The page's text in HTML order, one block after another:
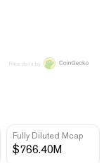
Fully Diluted Mcap
$766.40M
Price data by